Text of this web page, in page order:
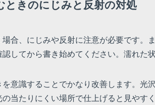
ときのにじみと反射の対処
合、にじみや反射に注意が必要です。
してから書き始めてください。濡れた
を意識することでかなり改善します。光
当たりにくい場所で仕上げると見やす